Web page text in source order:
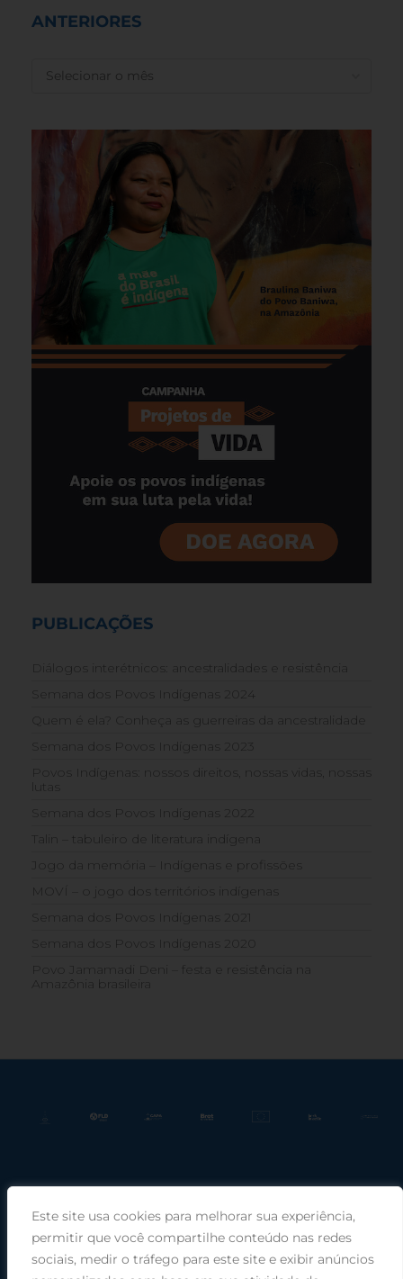
Este site usa cookies para melhorar sua experiência,
permitir que você compartilhe conteúdo nas redes
sociais, medir o tráfego para este site e exibir anúncios
ANTERIORES
PUBLICAÇÕES
Diálogos interétnicos: ancestralidades e resistência
Semana dos Povos Indígenas 2024
Quem é ela? Conheça as guerreiras da ancestralidade
Semana dos Povos Indígenas 2023
Povos Indígenas: nossos direitos, nossas vidas, nossas
lutas
Semana dos Povos Indígenas 2022
Talin – tabuleiro de literatura indígena
Jogo da memória – Indígenas e profissões
MOVÍ – o jogo dos territórios indígenas
Semana dos Povos Indígenas 2021
Semana dos Povos Indígenas 2020
Povo Jamamadi Deni – festa e resistência na
Amazônia brasileira
Praça Rui Barbosa, 220, sala 66, Porto Alegre, RS, 90030-100 |
Telefone: (51) 99949-1120